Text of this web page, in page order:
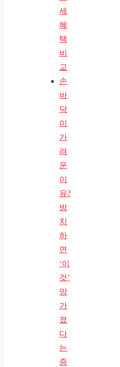
세
혜
택
비
교
손
바
닥
이
가
려
운
이
유?
방
치
하
면
‘이
것’
망
가
졌
다
는
증